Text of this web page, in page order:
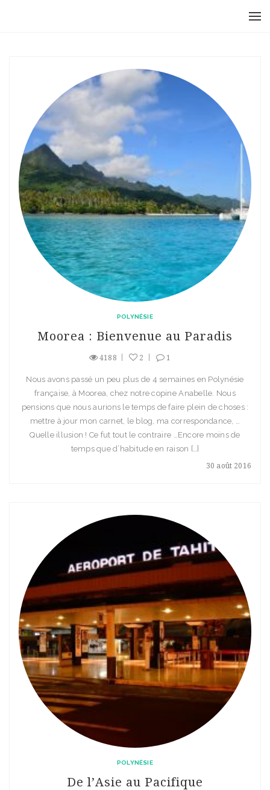
POLYNÉSIE
Moorea : Bienvenue au Paradis
4188 2 1
30 août 2016
Nous avons passé un peu plus de 4 semaines en Polynésie
française, à Moorea, chez notre copine Anabelle. Nous
pensions que nous aurions le temps de faire plein de choses :
mettre à jour mon carnet, le blog, ma correspondance, …
Quelle illusion ! Ce fut tout le contraire …Encore moins de
temps que d’habitude en raison […]
POLYNÉSIE
De l’Asie au Pacifique